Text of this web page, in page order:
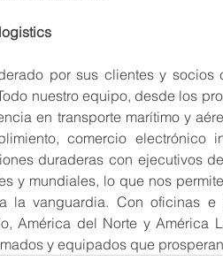
por sus clientes y socios
nuestro equipo, desde los
en transporte marítimo y
comercio electrónico
duraderas con ejecutivos
y mundiales, lo que nos
la vanguardia. Con oficinas
América del Norte y América
y equipados que